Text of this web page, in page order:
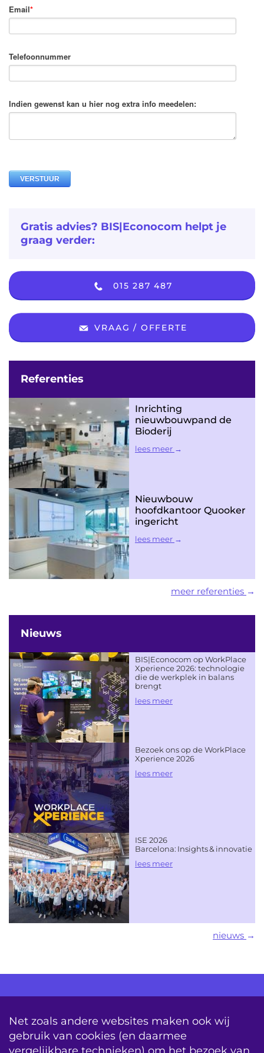
Email*
Telefoonnummer
Indien gewenst kan u hier nog extra info meedelen:
Gratis advies? BIS|Econocom helpt je
graag verder:
015 287 487
VRAAG / OFFERTE
Referenties
Inrichting
nieuwbouwpand de
Bioderij
lees meer
Nieuwbouw
hoofdkantoor Quooker
ingericht
lees meer
meer referenties
Nieuws
BIS|Econocom op WorkPlace
Xperience 2026: technologie
die de werkplek in balans
brengt
lees meer
Bezoek ons op de WorkPlace
Xperience 2026
lees meer
ISE 2026
Barcelona: Insights & innovatie
lees meer
nieuws
AV Consultancy Opleiding
Detachering
Storing & Onderhoud
Onderhoudscontracten
Net zoals andere websites maken ook wij
gebruik van cookies (en daarmee